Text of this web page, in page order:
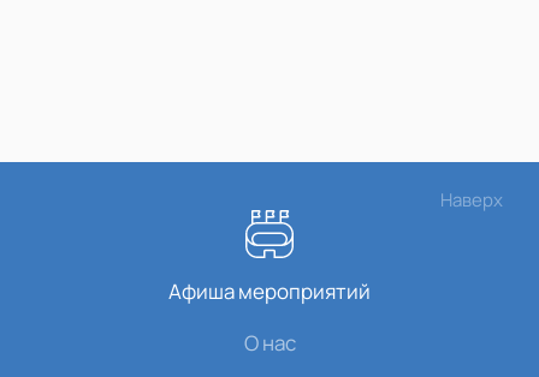
Наверх
Афиша мероприятий
О нас